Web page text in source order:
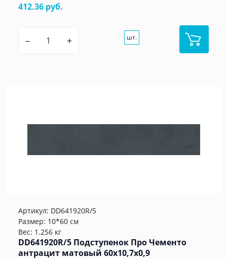
412.36 руб.
– + шт.
Артикул: DD641920R/5
Размер: 10*60 см
Вес: 1.256 кг
DD641920R/5 Подступенок Про Чементо
антрацит матовый 60x10,7x0,9